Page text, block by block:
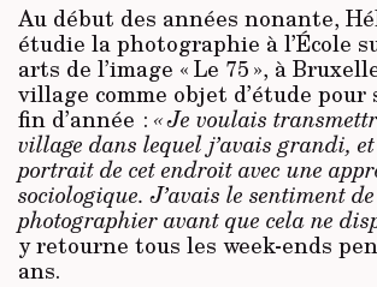
Au début des années nonante,
étudie la photographie à l’École
arts de l’image « Le 75 », à
village comme objet d’étude
fin d’année : « Je voulais
village dans lequel j’avais grandi,
portrait de cet endroit avec une
sociologique. J’avais le sentiment
photographier avant que cela ne
y retourne tous les week-ends
ans.